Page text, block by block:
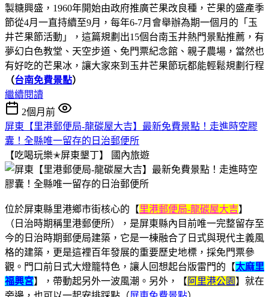
製糖興盛，1960年開始由政府推廣芒果改良種，芒果的盛產季
節從4月一直持續至9月，每年6-7月會舉辦為期一個月的「玉
井芒果節活動」，這篇規劃出15個台南玉井熱門景點推薦，有
夢幻白色教堂、天空步道、免門票紀念館、親子農場，當然也
有好吃的芒果冰，讓大家來到玉井芒果節玩都能輕鬆規劃行程
（台南免費景點）
繼續閱讀
2個月前
屏東【里港郵便局-龍碳屋大吉】最新免費景點！走進時空膠
囊！全縣唯一留存的日治郵便所
【吃喝玩樂✭屏東墾丁】
國內旅遊
位於屏東縣里港鄉市街核心的【里港郵便局-龍碳屋大吉】
（日治時期稱里港郵便所），是屏東縣內目前唯一完整留存至
今的日治時期郵便局建築，它是一棟融合了日式與現代主義風
格的建築，更是這裡百年發展的重要歷史地標，採免門票參
觀。門口前日式大燈籠特色，讓人回想起台版雷門的【太麻里
福興宮】，帶動起另外一波風潮。另外，【 阿里港公園 】就在